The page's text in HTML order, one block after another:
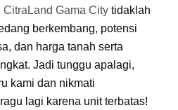
CitraLand Gama City tidaklah
berkembang, potensi
dan harga tanah serta
Jadi tunggu apalagi,
kami dan nikmati
lagi karena unit terbatas!